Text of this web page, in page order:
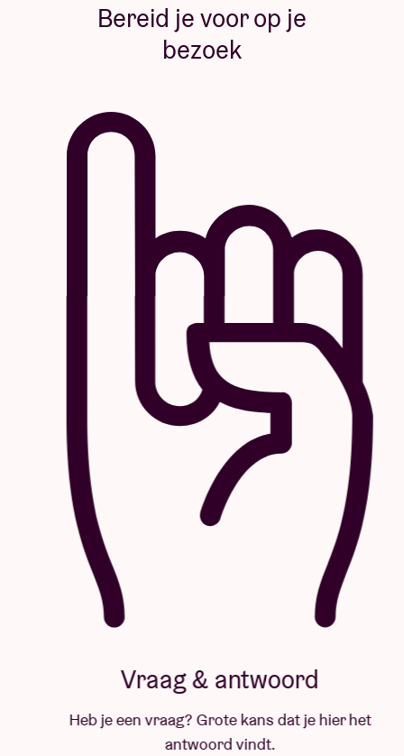
Bereid je voor op je
bezoek
Vraag & antwoord
Heb je een vraag? Grote kans dat je hier het
antwoord vindt.